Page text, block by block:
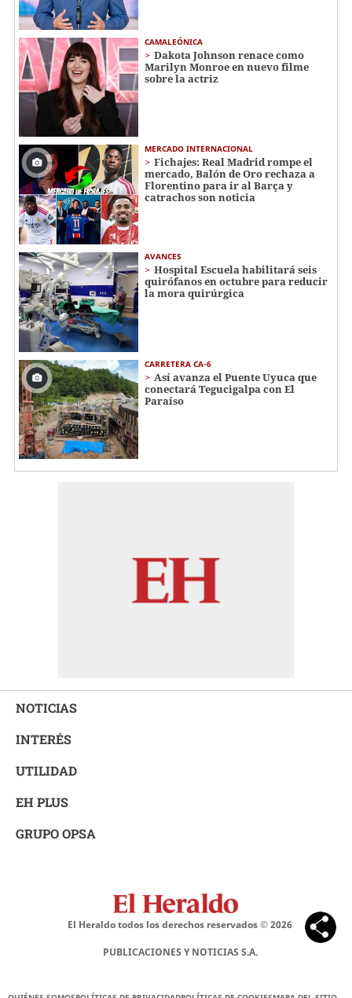
CAMALEÓNICA
Dakota Johnson renace como
Marilyn Monroe en nuevo filme
sobre la actriz
MERCADO INTERNACIONAL
Fichajes: Real Madrid rompe el
mercado, Balón de Oro rechaza a
Florentino para ir al Barça y
catrachos son noticia
AVANCES
Hospital Escuela habilitará seis
quirófanos en octubre para reducir
la mora quirúrgica
CARRETERA CA-6
Así avanza el Puente Uyuca que
conectará Tegucigalpa con El
Paraíso
NOTICIAS
INTERÉS
UTILIDAD
EH PLUS
GRUPO OPSA
El Heraldo todos los derechos reservados ©2026
PUBLICACIONES Y NOTICIAS S.A.